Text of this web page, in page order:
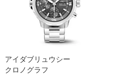
アイダブリュウシー
クロノグラフ